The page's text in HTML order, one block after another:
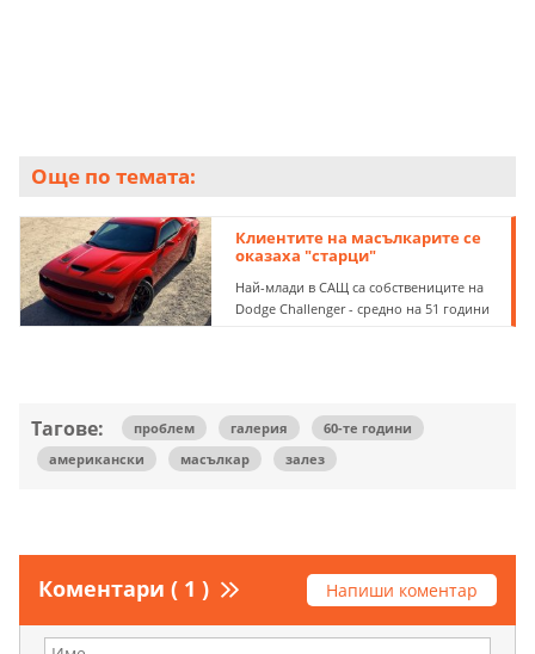
Още по темата:
Клиентите на масълкарите се
оказаха "старци"
Най-млади в САЩ са собствениците на
Dodge Challenger - средно на 51 години
Тагове: проблем галерия
60-те години
американски
масълкар залез
Коментари ( 1 ) Напиши коментар